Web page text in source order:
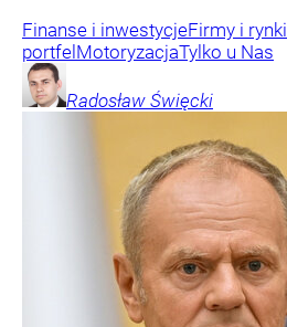
Finanse i inwestycjeFirmy i rynki
portfelMotoryzacjaTylko u Nas
Radosław Święcki